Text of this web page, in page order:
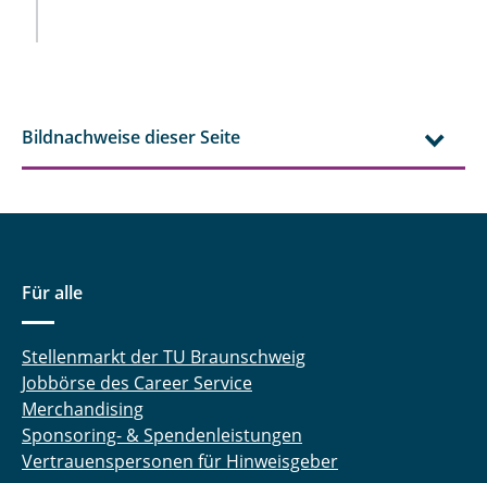
Bildnachweise dieser Seite
Für alle
Stellenmarkt der TU Braunschweig
Jobbörse des Career Service
Merchandising
Sponsoring- & Spendenleistungen
Vertrauenspersonen für Hinweisgeber